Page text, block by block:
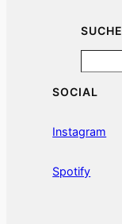
SUCHE
SOCIAL
Instagram
Spotify